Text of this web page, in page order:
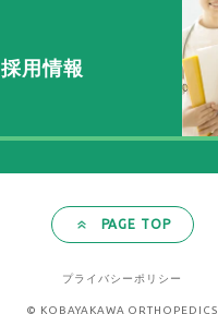
採用情報
PAGE TOP
プライバシーポリシー
© KOBAYAKAWA ORTHOPEDICS